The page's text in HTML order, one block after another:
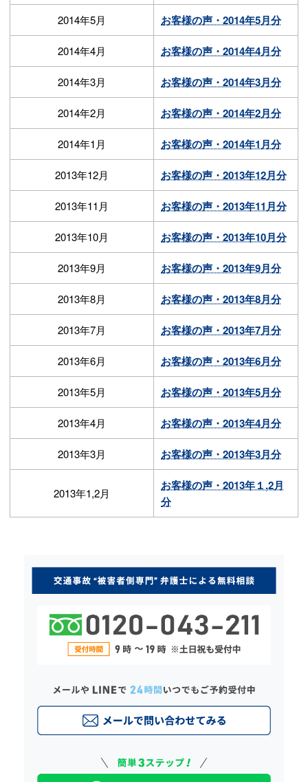
2014年5月 お客様の声・2014年5月分
2014年4月 お客様の声・2014年4月分
2014年3月 お客様の声・2014年3月分
2014年2月 お客様の声・2014年2月分
2014年1月 お客様の声・2014年1月分
2013年12月 お客様の声・2013年12月分
2013年11月 お客様の声・2013年11月分
2013年10月 お客様の声・2013年10月分
2013年9月 お客様の声・2013年9月分
2013年8月 お客様の声・2013年8月分
2013年7月 お客様の声・2013年7月分
2013年6月 お客様の声・2013年6月分
2013年5月 お客様の声・2013年5月分
2013年4月 お客様の声・2013年4月分
2013年3月 お客様の声・2013年3月分
2013年1,2月
お客様の声・2013年１,2月
分